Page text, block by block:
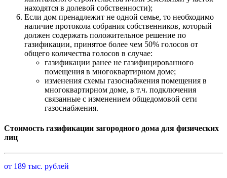
находятся в долевой собственности);
Если дом пренадлежит не одной семье, то необходимо
наличие протокола собрания собственников, который
должен содержать положительное решение по
газификации, принятое более чем 50% голосов от
общего количества голосов в случае:
газификации ранее не газифицированного
помещения в многоквартирном доме;
изменения схемы газоснабжения помещения в
многоквартирном доме, в т.ч. подключения
связанные с изменением общедомовой сети
газоснабжения.
Стоимость газификации загородного дома для физических
лиц
от 189 тыс. рублей